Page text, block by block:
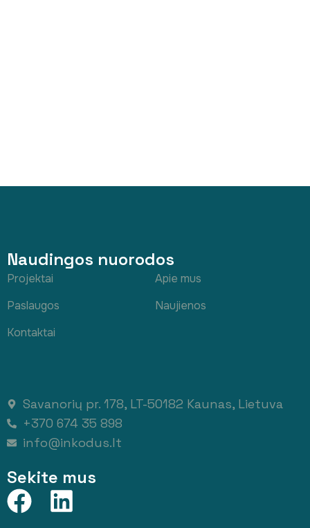
Naudingos nuorodos
Projektai
Paslaugos
Kontaktai
Apie mus
Naujienos
Savanorių pr. 178, LT-50182 Kaunas, Lietuva
+370 674 35 898
info@inkodus.lt
Sekite mus